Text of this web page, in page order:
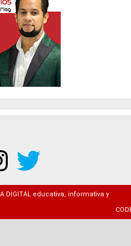
DIGITAL educativa, informativa y